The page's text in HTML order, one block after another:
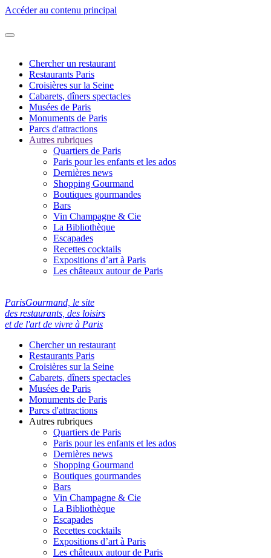
Accéder au contenu principal
Chercher un restaurant
Restaurants Paris
Croisières sur la Seine
Cabarets, dîners spectacles
Musées de Paris
Monuments de Paris
Parcs d'attractions
Autres rubriques
Quartiers de Paris
Paris pour les enfants et les ados
Dernières news
Shopping Gourmand
Boutiques gourmandes
Bars
Vin Champagne & Cie
La Bibliothèque
Escapades
Recettes cocktails
Expositions d’art à Paris
Les châteaux autour de Paris
ParisGourmand, le site
des restaurants, des loisirs
et de l'art de vivre à Paris
Chercher un restaurant
Restaurants Paris
Croisières sur la Seine
Cabarets, dîners spectacles
Musées de Paris
Monuments de Paris
Parcs d'attractions
Autres rubriques
Quartiers de Paris
Paris pour les enfants et les ados
Dernières news
Shopping Gourmand
Boutiques gourmandes
Bars
Vin Champagne & Cie
La Bibliothèque
Escapades
Recettes cocktails
Expositions d’art à Paris
Les châteaux autour de Paris